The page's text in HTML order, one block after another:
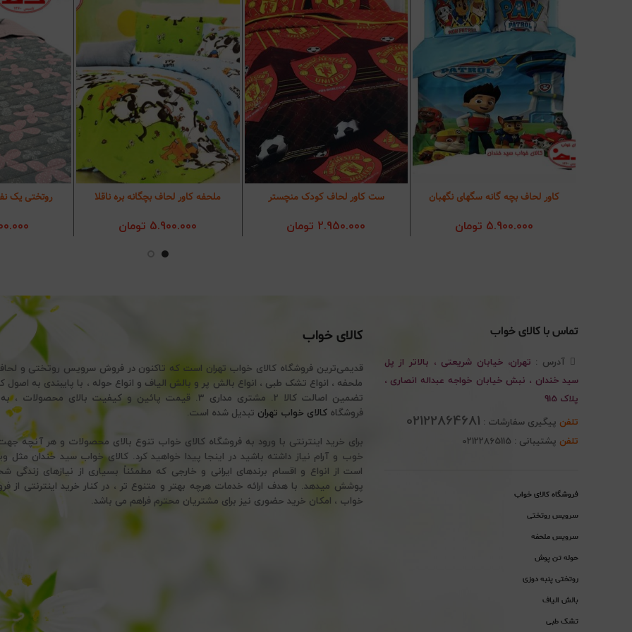
افزودن به سبد خرید
کاور لحاف بچه گانه سگهای نگهبان
5.900.000 تومان
افزودن به سبد خرید
ست کاور لحاف کودک منچستر
2.950.000 تومان
افزودن به سبد خرید
ملحفه کاور لحاف بچگانه بره ناقلا
5.900.000 تومان
روتختی یک
تماس با کالای خواب
آدرس : تهران، خیابان شریعتی ، بالاتر از پل
سید خندان ، نبش خیابان خواجه عبداله انصاری ،
پلاک 915
تلفن پیگیری سفارشات : 02122864681
تلفن پشتیبانی : 02122865115
فروشگاه کالای خواب
سرویس روتختی
سرویس ملحفه
حوله تن پوش
روتختی پنبه دوزی
بالش الیاف
تشک طبی
کالای خواب
قدیمی‌ترین فروشگاه کالای خواب تهران است که تاکنون در فروش سرویس روتختی و
تضمین اصالت کالا 2. مشتری مداری 3. قیمت پائین و کیفیت بالای
فروشگاهکالای خواب تهران تبدیل شده است.
برای خرید اینترنتی با ورود به فروشگاه کالای خواب تنوع بالای محصولات و هر آنچه
خوب و آرام نیاز داشته باشید در اینجا پیدا خواهید کرد. کالای خواب سید خندان مثل
است از انواع و اقسام برندهای ایرانی و خارجی که مطمئناً بسیاری از نیازهای زندگی
پوشش میدهد. با هدف ارائه خدمات هرچه بهتر و متنوع تر ، در کنار خرید اینترنتی از
خواب ، امکان خرید حضوری نیز برای مشتریان محترم فراهم می باشد.